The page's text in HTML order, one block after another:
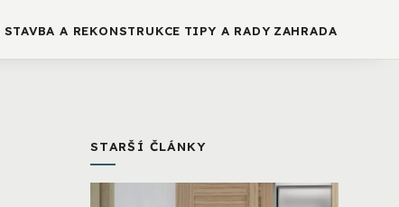
STAVBA A REKONSTRUKCE TIPY A RADY ZAHRADA
STARŠÍ ČLÁNKY